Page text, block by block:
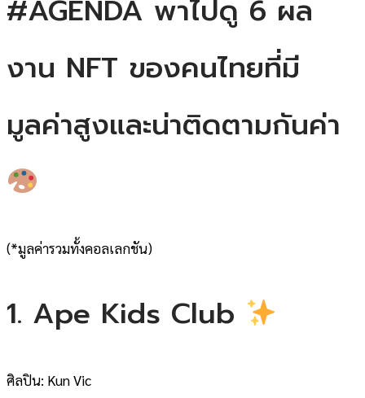
#AGENDA พาไปดู 6 ผล
งาน NFT ของคนไทยที่มี
มูลค่าสูงและน่าติดตามกันค่า
(*มูลค่ารวมทั้งคอลเลกชัน)
1. Ape Kids Club
ศิลปิน: Kun Vic